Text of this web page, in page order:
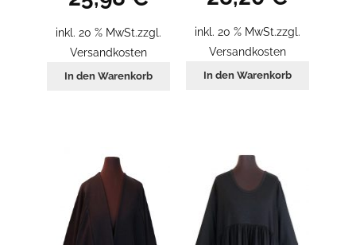
inkl. 20 % MwSt.zzgl.
Versandkosten
In den Warenkorb
inkl. 20 % MwSt.zzgl.
Versandkosten
In den Warenkorb